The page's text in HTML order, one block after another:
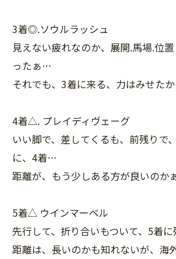
3着◎.ソウルラッシュ
見えない疲れなのか、展開.馬場.位
ったぁ…
それでも、3着に来る、力はみせた
4着△. プレイディヴェーグ
いい脚で、差してくるも、前残りで
に、4着…
距離が、もう少しある方が良いのか
5着△ ウインマーベル
先行して、折り合いもついて、5着
距離は、長いのかも知れないが、海